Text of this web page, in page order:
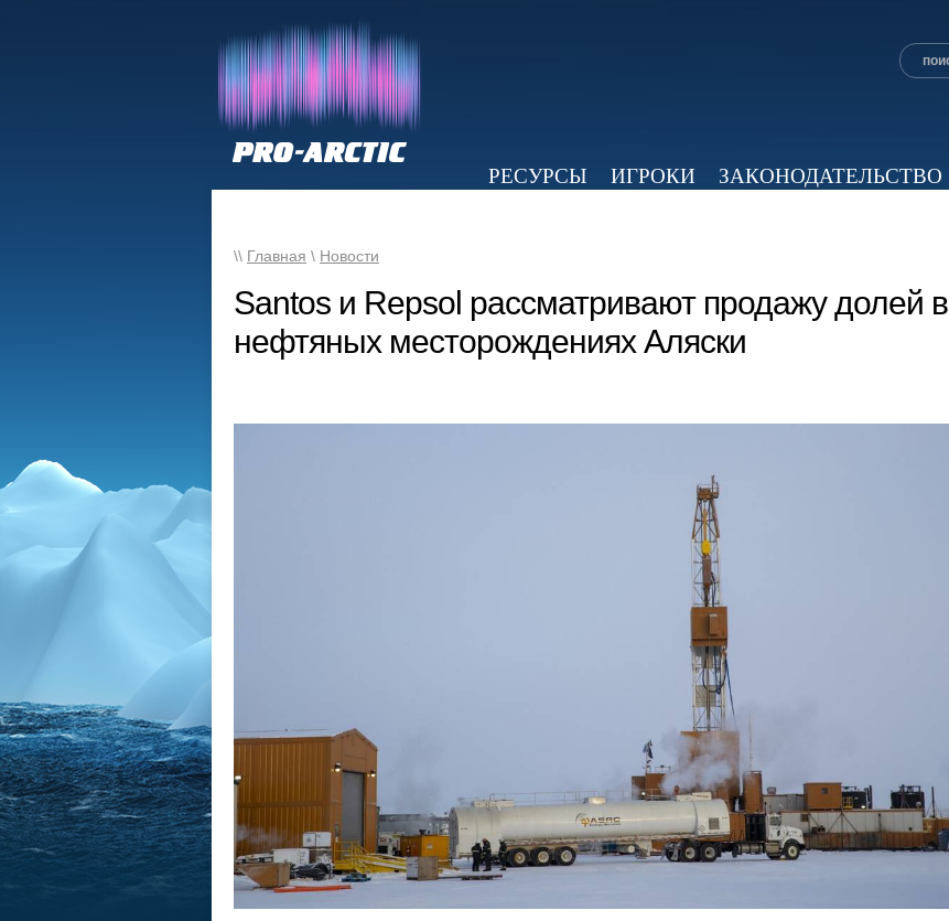
РЕСУРСЫ ИГРОКИ ЗАКОНОДАТЕЛЬСТВО
\\ Главная \ Новости
Santos и Repsol рассматривают продажу долей в
нефтяных месторождениях Аляски